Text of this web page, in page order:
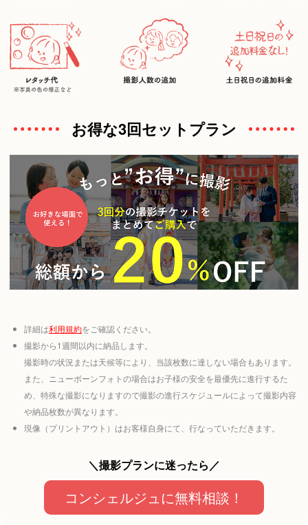
お得な3回セットプラン
詳細は利用規約をご確認ください。
撮影から1週間以内に納品します。
撮影時の状況または天候等により、当該枚数に達しない場合もあります。
また、ニューボーンフォトの場合はお子様の安全を最優先に進行するた
め、特殊な撮影になりますので撮影の進行スケジュールによって撮影内容
や納品枚数が異なります。
現像（プリントアウト）はお客様自身にて、行なっていただきます。
＼撮影プランに迷ったら／
コンシェルジュに無料相談！